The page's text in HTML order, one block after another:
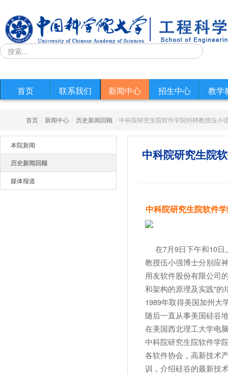
首页 联系我们 新闻中心 招生中心 教学
/ 首页 / 新闻中心 / 历史新闻回顾 / 中科院研究生院软件学院特聘教授伍小
本院新闻
历史新闻回顾
媒体报道
中科院研究生院
中科院研究生院软件
在7月9日下午和10
教授伍小强博士分别应
用友软件股份有限公司
和架构的原理及实践"的
1989年取得美国加州大
随后一直从事美国硅谷
在美国西北理工大学电
中科院研究生院软件学
各软件协会，高新技术
训，介绍硅谷的最新技